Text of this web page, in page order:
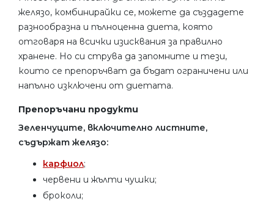
желязо, комбинирайки се, можете да създадете
разнообразна и пълноценна диета, която
отговаря на всички изисквания за правилно
хранене. Но си струва да запомните и тези,
които се препоръчват да бъдат ограничени или
напълно изключени от диетата.
Препоръчани продукти
Зеленчуците, включително листните,
съдържат желязо:
карфиол;
червени и жълти чушки;
броколи;